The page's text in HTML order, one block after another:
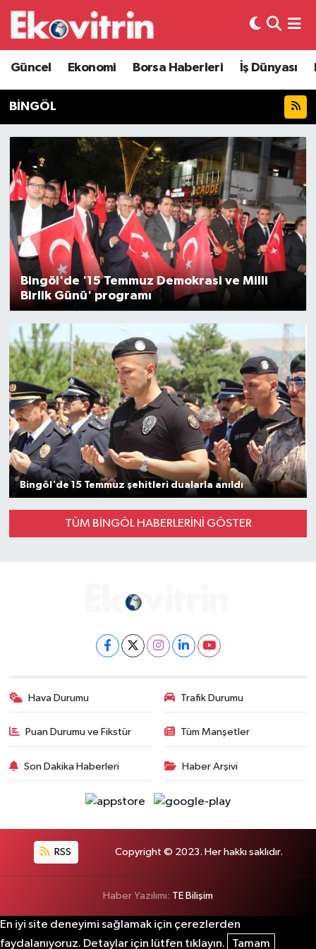
Güncel Ekonomi Borsa Haberleri İş Dünyası
BİNGÖL
Bingöl'de '15 Temmuz Demokrasi ve Milli
Birlik Günü' programı
Bingöl'de 15 Temmuz şehitleri dualarla anıldı
TÜM BİNGÖL HABERLERINI GÖSTER
Hava Durumu Trafik Durumu
Puan Durumu ve Fikstür Tüm Manşetler
Son Dakika Haberleri Haber Arşivi
RSS Copyright © 2023. Her hakkı saklıdır.
Haber Yazılımı: TE Bilişim
En iyi site deneyimi sağlamak için çerezlerden
faydalanıyoruz. Detaylar için lütfen tıklayın.
Tamam
Güncel
Ekonomi
Borsa Haberleri
İş Dünyası
Lojistik
Otovitrin
Asayiş
Magazin
Gayrimenkul
Spor
Eğitim
Hava Durumu
Trafik Durumu
Süper Lig Puan Durumu ve Fikstür
Tüm Manşetler
Son Dakika Haberleri
Haber Arşivi